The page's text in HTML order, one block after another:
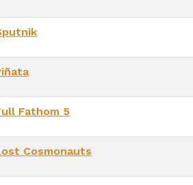
Fathom 5
Cosmonauts